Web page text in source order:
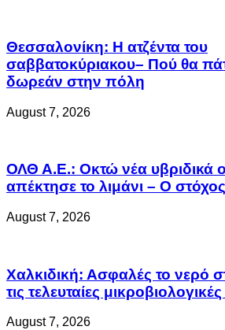
Θεσσαλονίκη: Η ατζέντα του
σαββατοκύριακου– Πού θα
δωρεάν στην πόλη
August 7, 2026
ΟΛΘ Α.Ε.: Οκτώ νέα υβριδικά
απέκτησε το λιμάνι – Ο
August 7, 2026
Χαλκιδική: Ασφαλές το νερό
τις τελευταίες μικροβιολογικές
August 7, 2026